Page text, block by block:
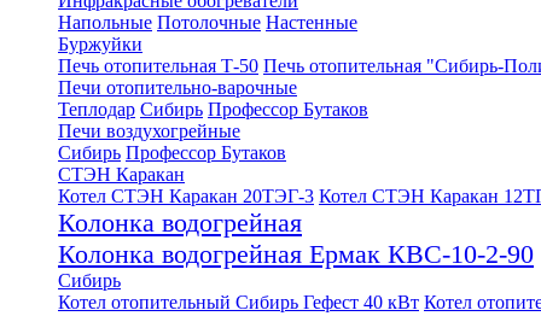
Напольные Потолочные Настенные
Буржуйки
Печь отопительная Т-50 Печь отопительная "Сибирь-
Печи отопительно-варочные
Теплодар Сибирь Профессор Бутаков
Печи воздухогрейные
Сибирь Профессор Бутаков
СТЭН Каракан
Котел СТЭН Каракан 20ТЭГ-3 Котел СТЭН Каракан
Колонка водогрейная
Колонка водогрейная Ермак КВС-10-2-90
Сибирь
Котел отопительный Сибирь Гефест 40 кВт Котел